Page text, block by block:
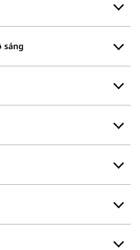
sáng